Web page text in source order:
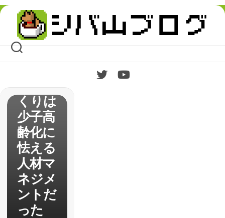
Skip
content
はじめ
ての
【Bani
村づ
くりは
少子高
齢化に
怯える
人材マ
ネジメ
ントだ
った